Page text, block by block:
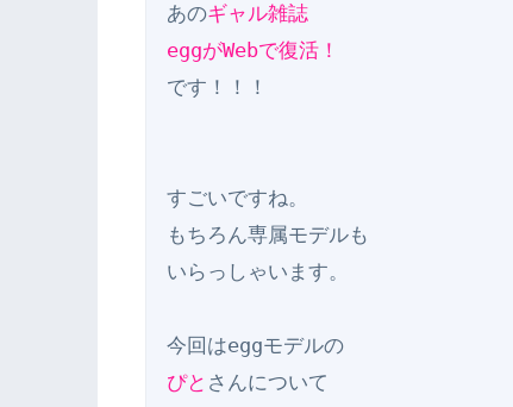
あのギャル雑誌
eggがWebで復活！
です！！！
すごいですね。
もちろん専属モデルも
いらっしゃいます。
ぴと さんについて